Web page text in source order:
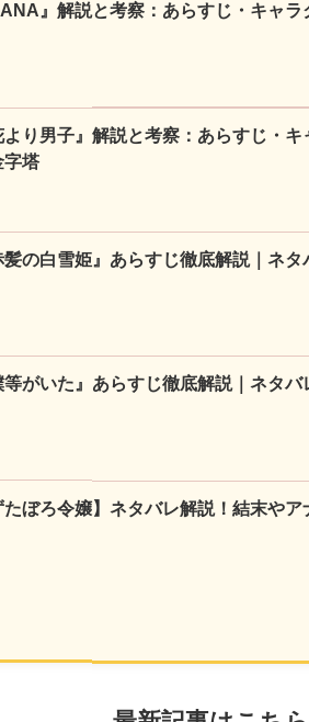
』解説と考察：あらすじ・キャ
より男子』解説と考察：あらすじ・
字塔
髪の白雪姫』あらすじ徹底解説｜ネ
等がいた』あらすじ徹底解説｜ネタ
たぼろ令嬢】ネタバレ解説！結末や